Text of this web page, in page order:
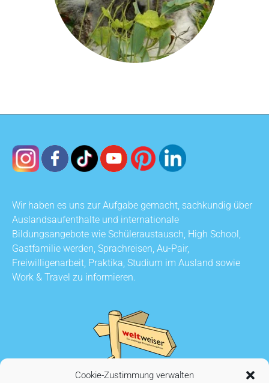
Cookie-Zustimmung verwalten
Wir haben es uns zur Aufgabe gemacht, sachkundig über
Auslandsaufenthalte und internationale
Bildungsangebote wie Schüleraustausch, High School,
Gastfamilie werden, Sprachreisen, Au-Pair,
Freiwilligenarbeit, Praktika, Studium im Ausland sowie
Work & Travel zu informieren.